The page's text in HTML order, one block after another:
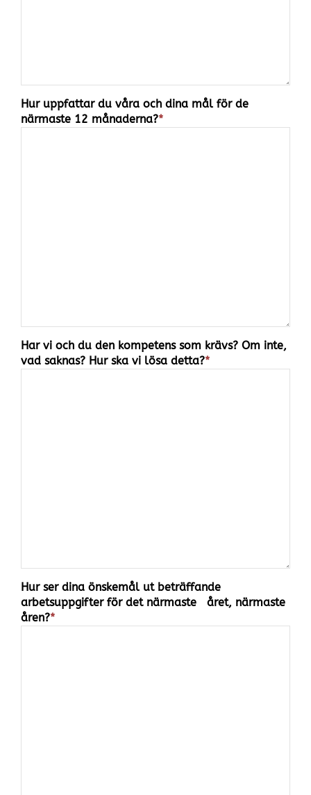
Hur uppfattar du våra och dina mål för de
närmaste 12 månaderna?*
Har vi och du den kompetens som krävs? Om inte,
vad saknas? Hur ska vi lösa detta?*
Hur ser dina önskemål ut beträffande
arbetsuppgifter för det närmaste året, närmaste
åren?*